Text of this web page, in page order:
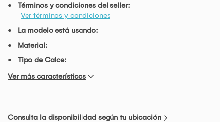
Términos y condiciones del seller:
Ver términos y condiciones
La modelo está usando:
Material:
Tipo de Calce:
Ver más características
Consulta la disponibilidad según tu ubicación